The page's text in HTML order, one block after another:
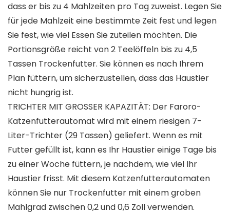
dass er bis zu 4 Mahlzeiten pro Tag zuweist. Legen Sie
für jede Mahlzeit eine bestimmte Zeit fest und legen
Sie fest, wie viel Essen Sie zuteilen möchten. Die
Portionsgröße reicht von 2 Teelöffeln bis zu 4,5
Tassen Trockenfutter. Sie können es nach Ihrem
Plan füttern, um sicherzustellen, dass das Haustier
nicht hungrig ist.
TRICHTER MIT GROSSER KAPAZITÄT: Der Faroro-
Katzenfutterautomat wird mit einem riesigen 7-
Liter-Trichter (29 Tassen) geliefert. Wenn es mit
Futter gefüllt ist, kann es Ihr Haustier einige Tage bis
zu einer Woche füttern, je nachdem, wie viel Ihr
Haustier frisst. Mit diesem Katzenfutterautomaten
können Sie nur Trockenfutter mit einem groben
Mahlgrad zwischen 0,2 und 0,6 Zoll verwenden.